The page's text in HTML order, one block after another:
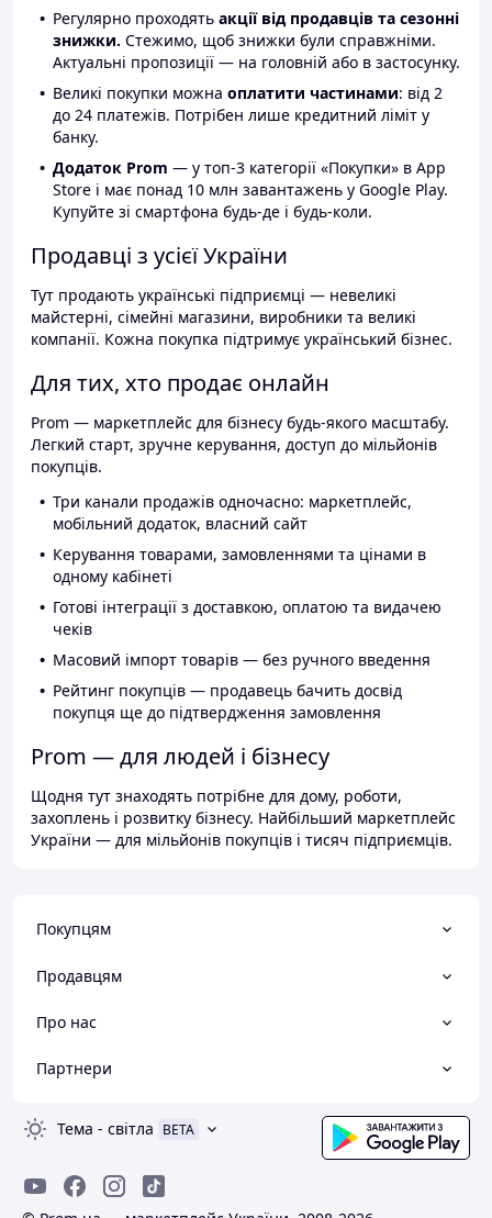
Регулярно проходять акції від продавців та сезонні
знижки. Стежимо, щоб знижки були справжніми.
Актуальні пропозиції — на головній або в застосунку.
Великі покупки можна оплатити частинами: від 2
до 24 платежів. Потрібен лише кредитний ліміт у
банку.
Додаток Prom — у топ-3 категорії «Покупки» в App
Store і має понад 10 млн завантажень у Google Play.
Купуйте зі смартфона будь-де і будь-коли.
Продавці з усієї України
Тут продають українські підприємці — невеликі
майстерні, сімейні магазини, виробники та великі
компанії. Кожна покупка підтримує український бізнес.
Для тих, хто продає онлайн
Prom — маркетплейс для бізнесу будь-якого масштабу.
Легкий старт, зручне керування, доступ до мільйонів
покупців.
Три канали продажів одночасно: маркетплейс,
мобільний додаток, власний сайт
Керування товарами, замовленнями та цінами в
одному кабінеті
Готові інтеграції з доставкою, оплатою та видачею
чеків
Масовий імпорт товарів — без ручного введення
Рейтинг покупців — продавець бачить досвід
покупця ще до підтвердження замовлення
Prom — для людей і бізнесу
Щодня тут знаходять потрібне для дому, роботи,
захоплень і розвитку бізнесу. Найбільший маркетплейс
України — для мільйонів покупців і тисяч підприємців.
Покупцям
Продавцям
Про нас
Партнери
Тема - світла BETA